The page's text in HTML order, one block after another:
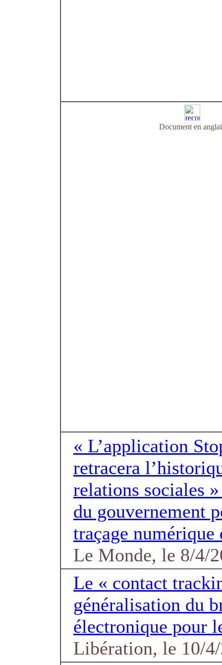
Document en
« L’application
retracera
relations sociales
du gouvernement
traçage numérique
Le Monde, le 8/4/
Le « contact
généralisation du
électronique pour
Libération, le 10/